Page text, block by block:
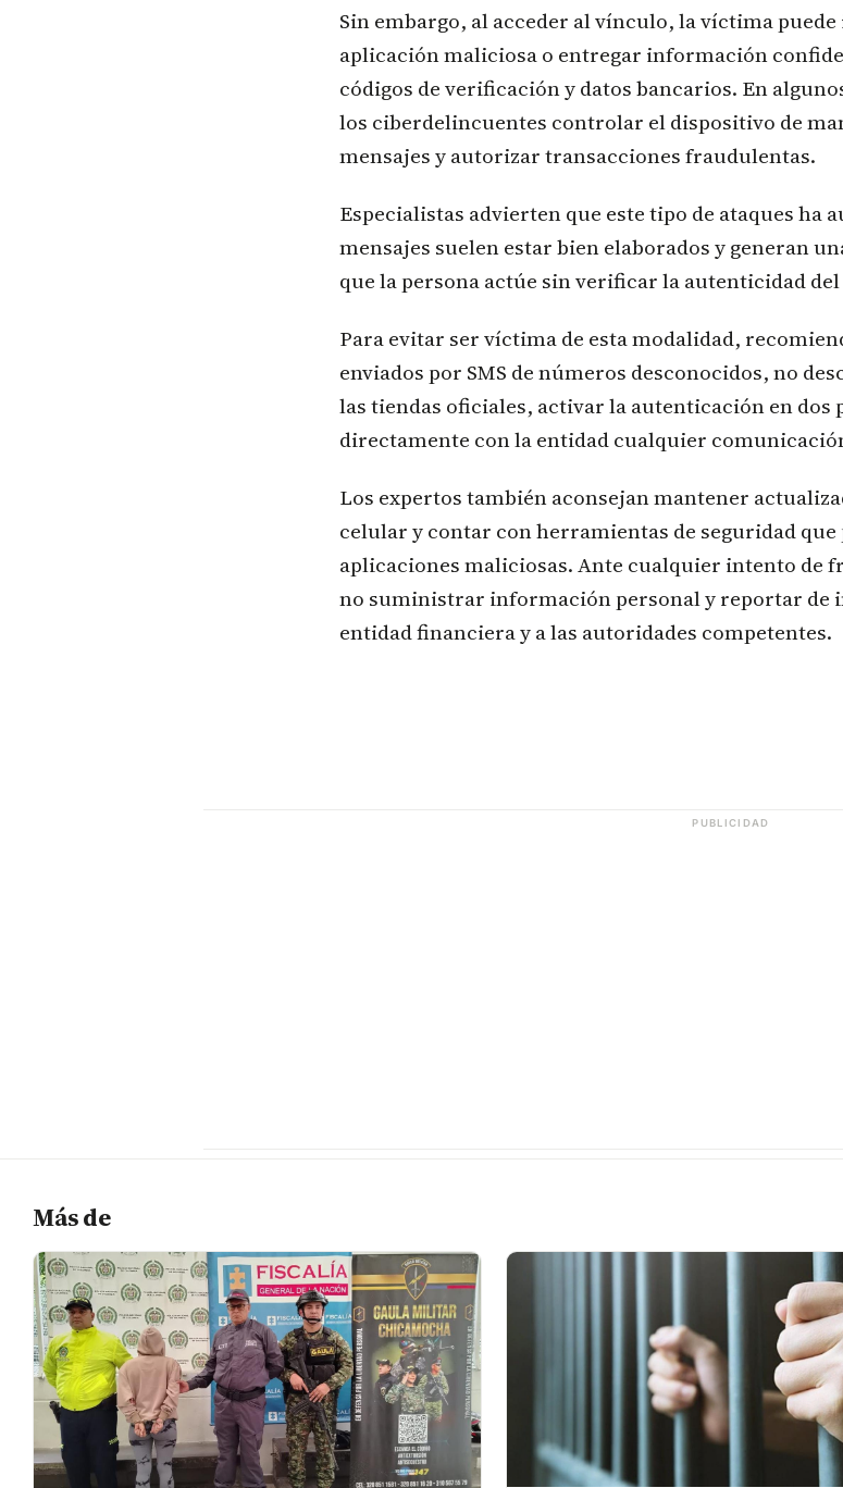
Sin embargo, al acceder al vínculo, la víctima
aplicación maliciosa o entregar información
códigos de verificación y datos bancarios. En
los ciberdelincuentes controlar el dispositivo de
mensajes y autorizar transacciones fraudulentas.
Especialistas advierten que este tipo de ataques ha
mensajes suelen estar bien elaborados y generan
que la persona actúe sin verificar la autenticidad
Para evitar ser víctima de esta modalidad,
enviados por SMS de números desconocidos, no
las tiendas oficiales, activar la autenticación en dos
directamente con la entidad cualquier
Los expertos también aconsejan mantener
celular y contar con herramientas de seguridad
aplicaciones maliciosas. Ante cualquier intento de
no suministrar información personal y reportar de
entidad financiera y a las autoridades competentes.
PUBLICIDAD
Más de